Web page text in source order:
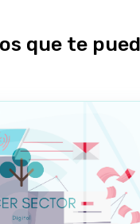
que te